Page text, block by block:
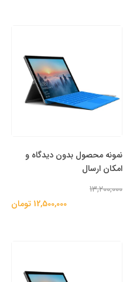
نمونه محصول بدون دیدگاه و
امکان ارسال
13,200,000
12,500,000 تومان